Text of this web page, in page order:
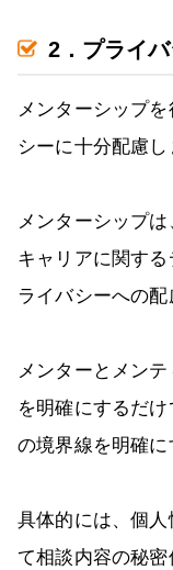
2．プライ
メンターシップ
シーに十分配慮し
メンターシップ
キャリアに関す
ライバシーへの配
メンターとメン
を明確にするだ
の境界線を明確に
具体的には、個
て相談内容の秘